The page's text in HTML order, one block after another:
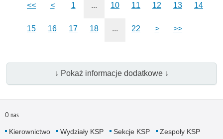
<< < 1 ... 10 11 12 13 14
15 16 17 18 ... 22 > >>
↓ Pokaż informacje dodatkowe ↓
O nas
Kierownictwo Wydziały KSP Sekcje KSP
Zespoły KSP